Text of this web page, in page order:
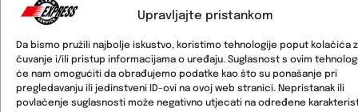
Upravljajte pristankom
Da bismo pružili najbolje iskustvo, koristimo tehnologije poput kolačića
čuvanje i/ili pristup informacijama o uređaju. Suglasnost s ovim
će nam omogućiti da obrađujemo podatke kao što su ponašanje pri
pregledavanju ili jedinstveni ID-ovi na ovoj web stranici. Nepristanak ili
povlačenje suglasnosti može negativno utjecati na određene